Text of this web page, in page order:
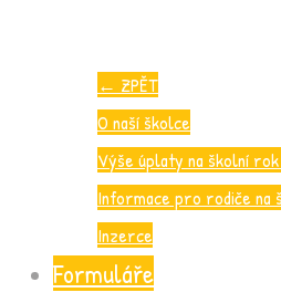
← ZPĚT
O naší školce
Výše úplaty na školní
Informace pro rodiče na
Inzerce
Formuláře